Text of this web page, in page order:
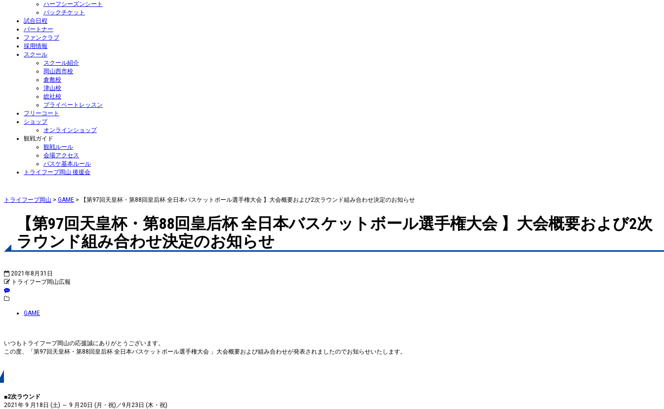
ハーフシーズンシート
パックチケット
試合日程
パートナー
ファンクラブ
採用情報
スクール
スクール紹介
岡山西市校
倉敷校
津山校
総社校
プライベートレッスン
フリーコート
ショップ
オンラインショップ
観戦ガイド
観戦ルール
会場アクセス
バスケ基本ルール
トライフープ岡山 後援会
トライフープ岡山 > GAME > 【第97回天皇杯・第88回皇后杯 全日本バスケットボール選手権大会 】大会概要および2次ラウンド組み合わせ決定のお知らせ
【第97回天皇杯・第88回皇后杯 全日本バスケットボール選手権大会 】大会概要および2次
ラウンド組み合わせ決定のお知らせ
2021年8月31日
トライフープ岡山広報
GAME
いつもトライフープ岡山の応援誠にありがとうございます。
この度、「第97回天皇杯・第88回皇后杯 全日本バスケットボール選手権大会 」大会概要および組み合わせが発表されましたのでお知らせいたします。
■2次ラウンド
2021年 9 月18日 (土) ～ 9 月20日 (月・祝)／9月23日 (木・祝)